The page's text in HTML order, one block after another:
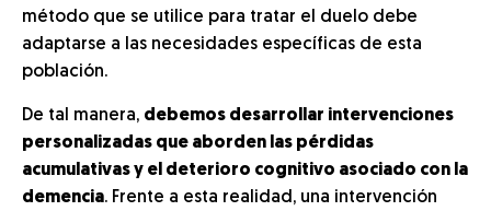
método que se utilice para tratar el duelo debe
adaptarse a las necesidades específicas de esta
población.
De tal manera, debemos desarrollar intervenciones
personalizadas que aborden las pérdidas
acumulativas y el deterioro cognitivo asociado con la
demencia. Frente a esta realidad, una intervención